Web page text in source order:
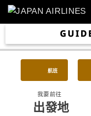
航班
我要前往
出發地